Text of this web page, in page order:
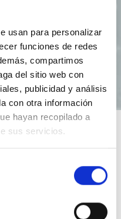
usan para personalizar
funciones de redes
compartimos
del sitio web con
publicidad y análisis
con otra información
hayan recopilado a
sus servicios.
adicional en el
DE